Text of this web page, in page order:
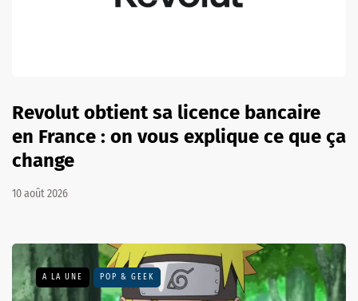
Revolut obtient sa licence bancaire
en France : on vous explique ce que ça
change
10 août 2026
A LA UNE POP & GEEK